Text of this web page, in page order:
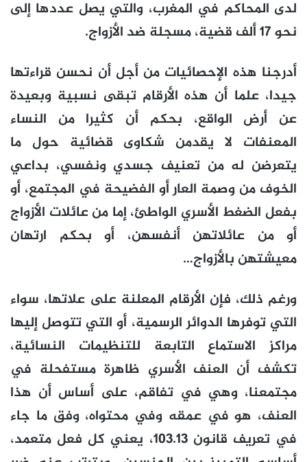
لدى المحاكم في المغرب، والتي يصل عددها إلى
نحو 17 ألف قضية، مسجلة ضد الأزواج.
أدرجنا هذه الإحصائيات من أجل أن نحسن قراءتها
جيدا، علما أن هذه الأرقام تبقى نسبية وبعيدة
عن أرض الواقع، بحكم أن كثيرا من النساء
المعنفات لا يقدمن شكاوى قضائية حول ما
يتعرضن له من تعنيف جسدي ونفسي، بداعي
الخوف من وصمة العار أو الفضيحة في المجتمع، أو
بفعل الضغط الأسري الواطئ، إما من عائلات الأزواج
أو من عائلاتهن أنفسهن، أو بحكم ارتهان
معيشتهن بالأزواج…
ورغم ذلك، فإن الأرقام المعلنة على علاتها، سواء
التي توفرها الدوائر الرسمية، أو التي تتوصل إليها
مراكز الاستماع التابعة للتنظيمات النسائية،
تكشف أن العنف الأسري ظاهرة مستفحلة في
مجتمعنا، وهي في تفاقم، على أساس أن هذا
العنف، هو في عمقه وفي محتواه، وفق ما جاء
في تعريف قانون 103.13، يعني كل فعل متعمد،